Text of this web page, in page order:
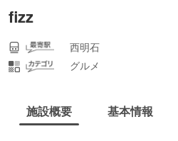
fizz
西明石
グルメ
施設概要 基本情報